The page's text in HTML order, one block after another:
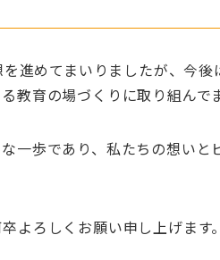
進めてまいりましたが、今
教育の場づくりに取り組んで
一歩であり、私たちの想いと
よろしくお願い申し上げます。